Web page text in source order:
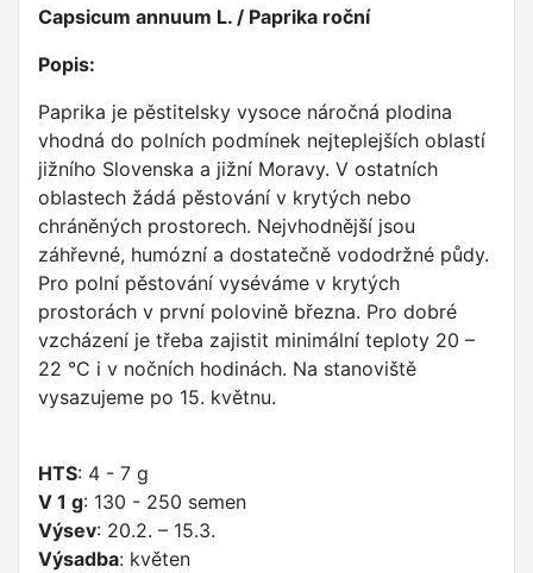
Capsicum annuum L. / Paprika roční
Popis:
Paprika je pěstitelsky vysoce náročná plodina
vhodná do polních podmínek nejteplejších oblastí
jižního Slovenska a jižní Moravy. V ostatních
oblastech žádá pěstování v krytých nebo
chráněných prostorech. Nejvhodnější jsou
záhřevné, humózní a dostatečně vododržné půdy.
Pro polní pěstování vyséváme v krytých
prostorách v první polovině března. Pro dobré
vzcházení je třeba zajistit minimální teploty 20 –
22 °C i v nočních hodinách. Na stanoviště
vysazujeme po 15. květnu.
HTS: 4 - 7 g
V 1 g: 130 - 250 semen
Výsev: 20.2. – 15.3.
Výsadba: květen